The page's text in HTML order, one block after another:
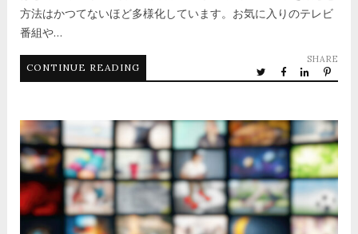
方法はかつてないほど多様化しています。お気に入りのテレビ
番組や…
CONTINUE READING
SHARE